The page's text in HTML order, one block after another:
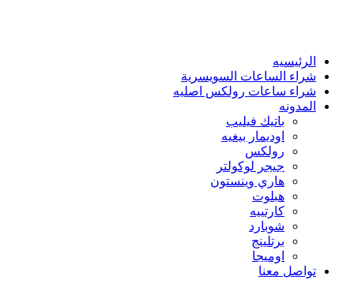
الرئيسيه
شراء الساعات السويسرية
شراء ساعات رولكس اصليه
المدونه
باتيك فيليب
اوديمار بيغيه
رولكس
جيجر لوكولتر
هاري وينستون
هبلوت
كارتييه
شوبارد
برتلينج
اوميجا
تواصل معنا